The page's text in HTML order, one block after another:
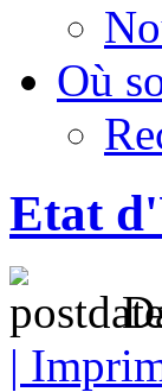
Où
Etat
|